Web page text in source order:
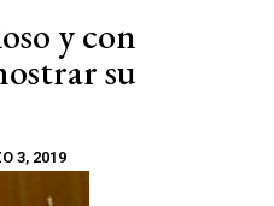
y con
su
3, 2019